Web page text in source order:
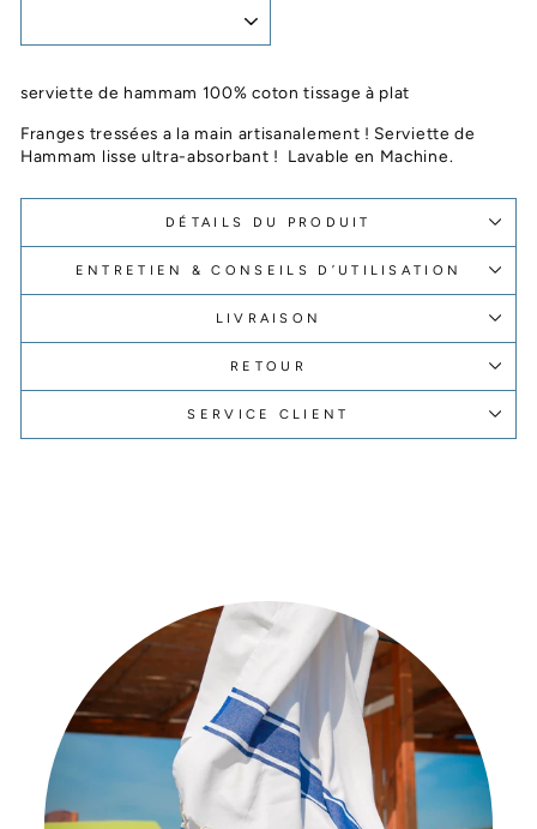
serviette de hammam 100% coton tissage à plat
Franges tressées a la main artisanalement ! Serviette de
Hammam lisse ultra-absorbant ! Lavable en Machine.
DÉTAILS DU PRODUIT
ENTRETIEN & CONSEILS D’UTILISATION
LIVRAISON
RETOUR
SERVICE CLIENT